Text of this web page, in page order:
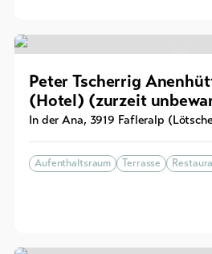
Peter Tscherrig
(Hotel) (zurzeit
In der Ana, 3919 Fafleralp
Aufenthaltsraum Terrasse